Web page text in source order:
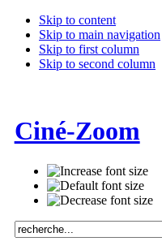
Skip to content
Skip to main navigation
Skip to first column
Skip to second column
Ciné-Zoom